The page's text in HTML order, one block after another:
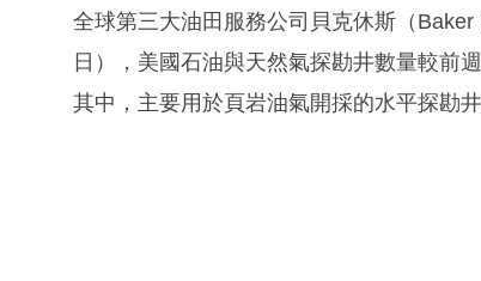
全球第三大油田服務公司貝克休斯（
日），美國石油與天然氣探勘井數量較前
其中，主要用於頁岩油氣開採的水平探勘